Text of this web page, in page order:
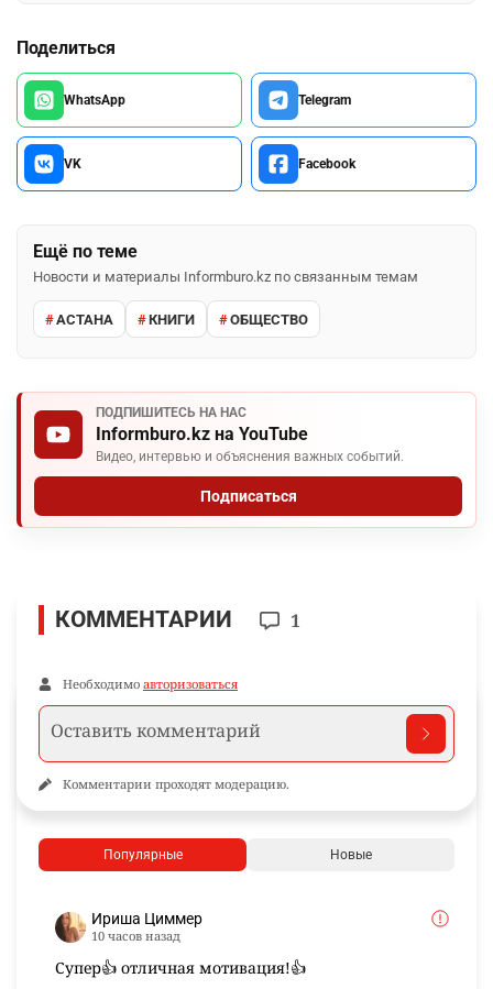
Поделиться
WhatsApp Telegram
VK Facebook
Ещё по теме
Новости и материалы Informburo.kz по связанным темам
АСТАНА КНИГИ ОБЩЕСТВО
ПОДПИШИТЕСЬ НА НАС
Informburo.kz на YouTube
Видео, интервью и объяснения важных событий.
Подписаться
КОММЕНТАРИИ 1
Необходимо авторизоваться
Комментарии проходят модерацию.
Популярные Новые
Ириша Циммер
10 часов назад
Супер👍 отличная мотивация!👍